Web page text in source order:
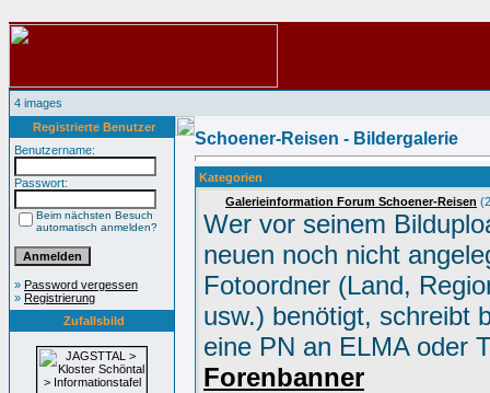
4 images
Registrierte Benutzer
Benutzername:
Passwort:
Beim nächsten Besuch
automatisch anmelden?
» Password vergessen
» Registrierung
Zufallsbild
Schoener-Reisen - Bildergalerie
Kategorien
Galerieinformation Forum Schoener-Reisen
Wer vor seinem
neuen noch nicht
Fotoordner (Land,
usw.) benötigt, schreibt
eine PN an ELMA oder
Forenbanner